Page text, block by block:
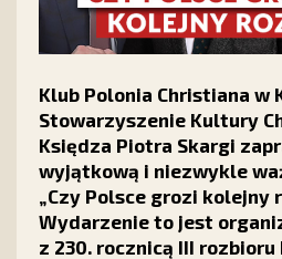
Klub Polonia Christiana w
Stowarzyszenie Kultury
Księdza Piotra Skargi
wyjątkową i niezwykle
„Czy Polsce grozi kolejny
Wydarzenie to jest
z 230. rocznicą III